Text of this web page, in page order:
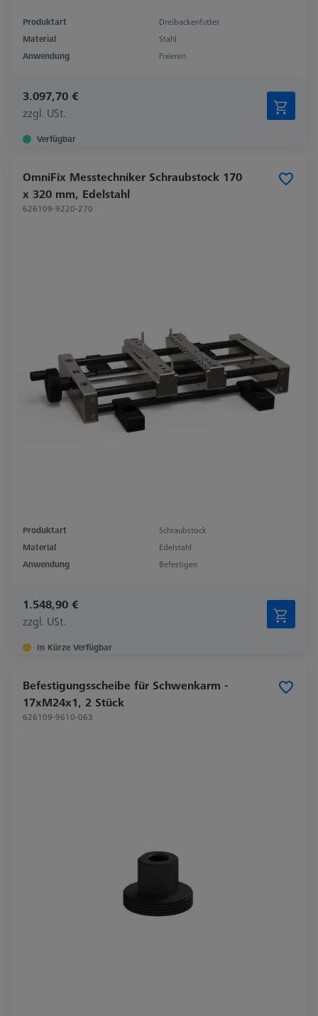
Produktart
Dreibackenfutter
Material
Stahl
Anwendung
Fixieren
3.097,70 €
zzgl. USt.
Verfügbar
OmniFix Messtechniker Schraubstock 170
x 320 mm, Edelstahl
626109-9220-270
Produktart
Schraubstock
Material
Edelstahl
Anwendung
Befestigen
1.548,90 €
zzgl. USt.
In Kürze Verfügbar
Befestigungsscheibe für Schwenkarm -
17xM24x1, 2 Stück
626109-9610-063